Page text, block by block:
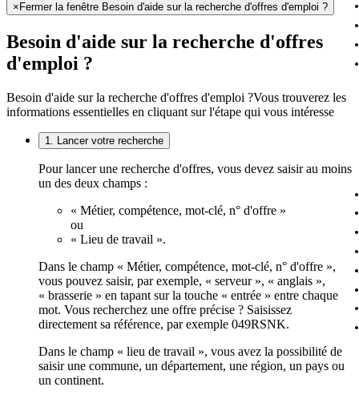
× Fermer la fenêtre Besoin d'aide sur la recherche d'offres d'emploi ?
Besoin d'aide sur la recherche d'offres
d'emploi ?
Besoin d'aide sur la recherche d'offres d'emploi ?Vous trouverez les
informations essentielles en cliquant sur l'étape qui vous intéresse
1. Lancer votre recherche
Pour lancer une recherche d'offres, vous devez saisir au moins
un des deux champs :
« Métier, compétence, mot-clé, n° d'offre »
ou
« Lieu de travail ».
Dans le champ « Métier, compétence, mot-clé, n° d'offre »,
vous pouvez saisir, par exemple, « serveur », « anglais »,
« brasserie » en tapant sur la touche « entrée » entre chaque
mot. Vous recherchez une offre précise ? Saisissez
directement sa référence, par exemple 049RSNK.
Dans le champ « lieu de travail », vous avez la possibilité de
saisir une commune, un département, une région, un pays ou
un continent.